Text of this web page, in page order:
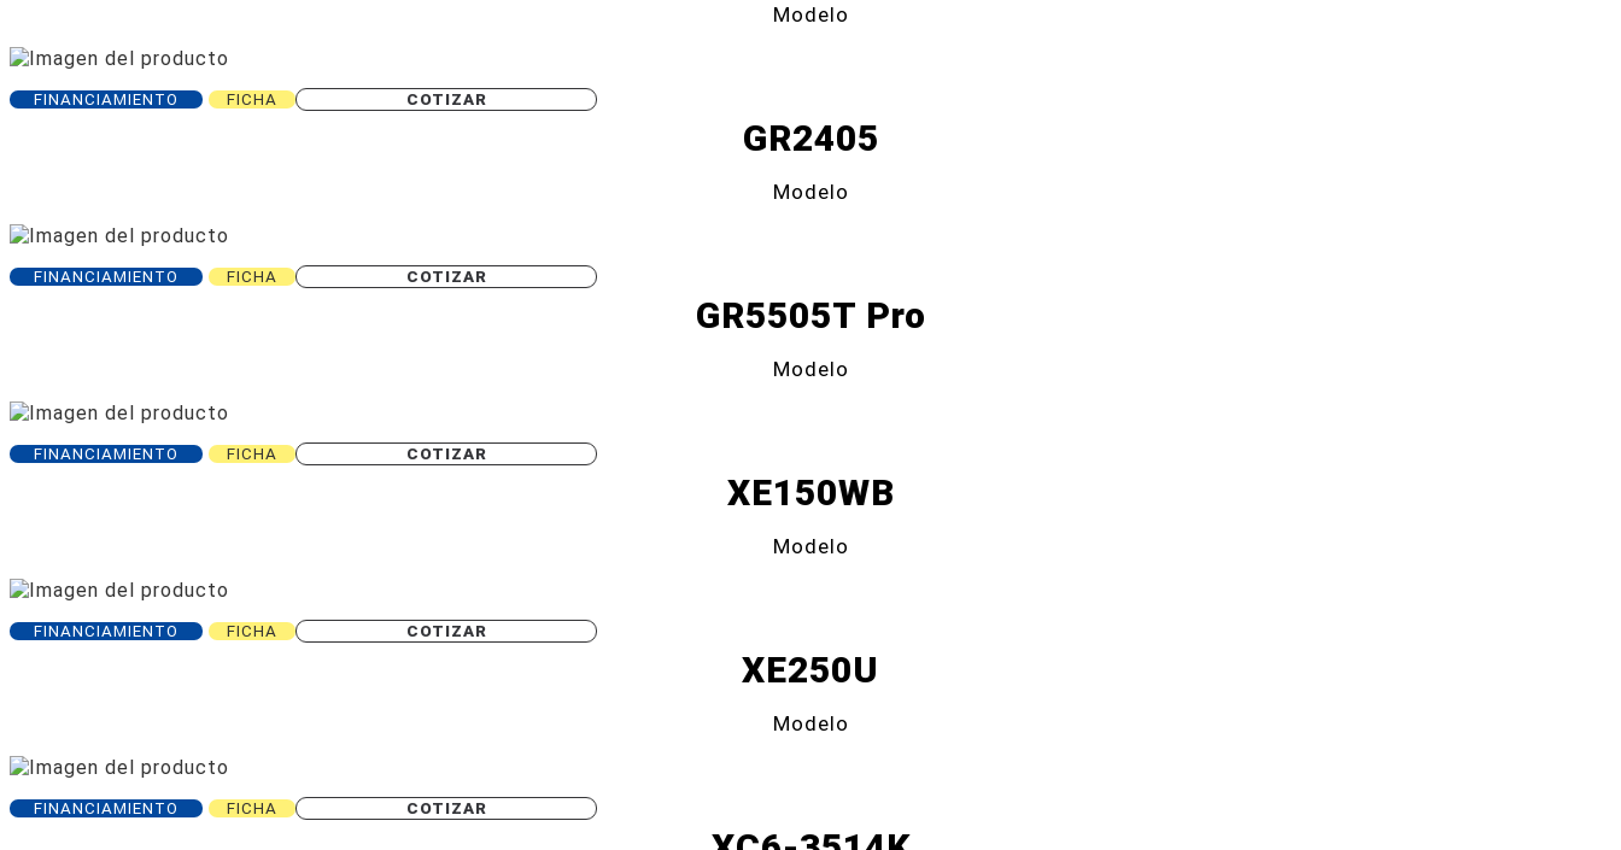
Modelo
FINANCIAMIENTO FICHA COTIZAR
GR2405
Modelo
FINANCIAMIENTO FICHA COTIZAR
GR5505T Pro
Modelo
FINANCIAMIENTO FICHA COTIZAR
XE150WB
Modelo
FINANCIAMIENTO FICHA COTIZAR
XE250U
Modelo
FINANCIAMIENTO FICHA COTIZAR